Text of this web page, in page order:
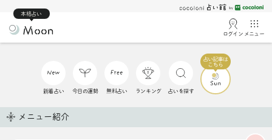
本格占い
ログイン メニュー
新着占い 今日の運勢 無料占い ランキング 占いを探す
メニュー紹介